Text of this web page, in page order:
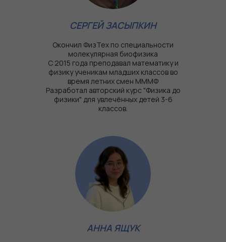
СЕРГЕЙ ЗАСЫПКИН
Окончил ФизТех по специальности
молекулярная биофизика
С 2015 года преподавал математику и
физику ученикам младших классов во
время летних смен МММФ
Разработал авторский курс "Физика до
физики" для увлечённых детей 3-6
классов.
АННА ЯЩУК